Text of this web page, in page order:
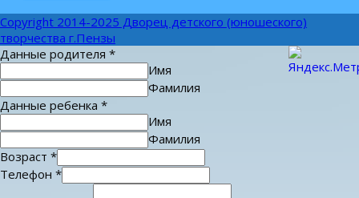
Copyright 2014-2025 Дворец детского (юношеского)
творчества г.Пензы
Данные родителя *
Имя
Фамилия
Данные ребенка *
Имя
Фамилия
Возраст *
Телефон *